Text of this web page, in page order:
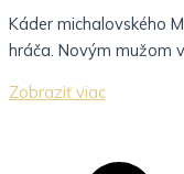
Káder michalovského
hráča. Novým mužom
Zobraziť viac